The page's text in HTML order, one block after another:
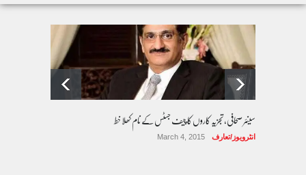
سینئر صحافی، تجزیہ کاروں کا چیف جسٹس کے نام کھلا خط
انٹرویوز/تعارف March 4, 2015